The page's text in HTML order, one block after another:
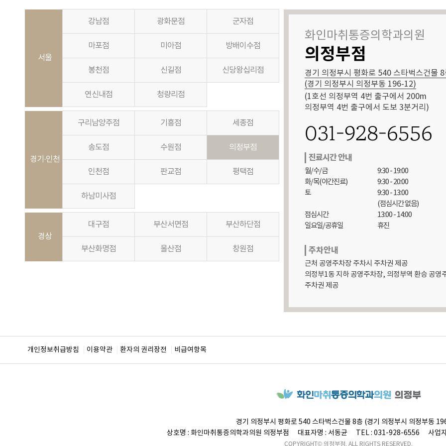
서울
강남점 광화문점 군자점
마포점 미아점 방배이수점
봉천점 신길점 신당왕십리점
연신내점 청량리점
경기·인천
구리남양주점 기흥점 세종점
송도점 수원점 의정부점
인천점 판교점 평택점
하남미사점
경상
대구점 부산서면점 부산하단점
부산화명점 울산점 창원점
화인마취통증의학과의원
의정부점
경기 의정부시 평화로 540 스타벅스건물 8
(경기 의정부시 의정부동 196-12)
(1호선 의정부역 4번 출구에서 200m
의정부역 4번 출구에서 도보 3분거리)
031-928-6556
진료시간 안내
월/수/금
화/목(야간진료)
토
점심시간
일요일/공휴일
9:30 - 19:00
9:30 - 20:00
9:30 - 13:00
(점심시간 없음)
13:00 - 14:00
휴진
주차안내
근처 공영주차장 주차시 주차권 제공
의정부1동 지하 공영주차장, 의정부역 환승 공영
주차권 제공
개인정보취급방침 이용약관 환자의 권리장전 비급여항목
경기 의정부시 평화로 540 스타벅스건물 8층 (경기 의정부시 의정부동
상호명 : 화인마취통증의학과의원 의정부점 대표자명 : 서동균 TEL : 031-928-6556 사업
COPYRIGHT© 의정부점. ALL RIGHTS RESERVED.